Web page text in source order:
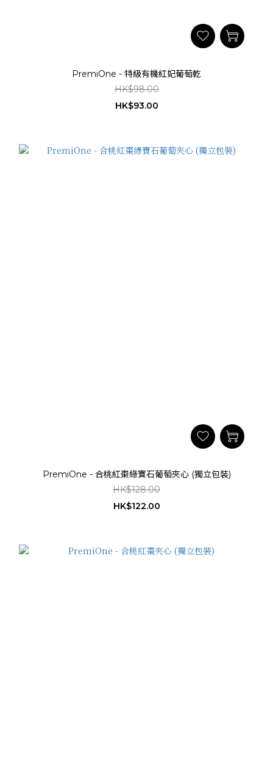
PremiOne - 特級有機紅妃葡萄乾
HK$98.00
HK$93.00
PremiOne - 合桃紅棗綠寶石葡萄夾心 (獨立包裝)
HK$128.00
HK$122.00